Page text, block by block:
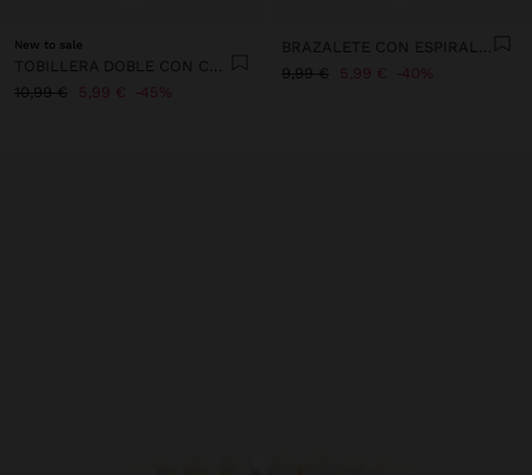
New to sale
TOBILLERA DOBLE CON CONCHAS
10,99 € 5,99 € 45%
BRAZALETE CON ESPIRALES
9,99 € 5,99 € 40%